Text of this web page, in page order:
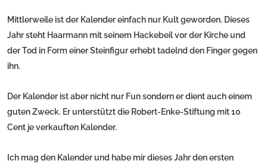
Mittlerweile ist der Kalender einfach nur Kult geworden. Dieses
Jahr steht Haarmann mit seinem Hackebeil vor der Kirche und
der Tod in Form einer Steinfigur erhebt tadelnd den Finger gegen
ihn.
Der Kalender ist aber nicht nur Fun sondern er dient auch einem
guten Zweck. Er unterstützt die Robert-Enke-Stiftung mit 10
Cent je verkauften Kalender.
Ich mag den Kalender und habe mir dieses Jahr den ersten